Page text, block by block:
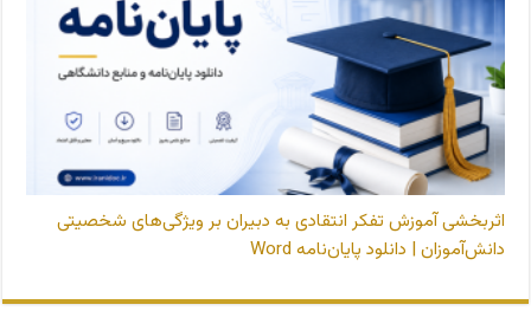
اثربخشی آموزش تفکر انتقادی به دبیران بر ویژگی‌های شخصیتی
دانش‌آموزان | دانلود پایان‌نامه Word